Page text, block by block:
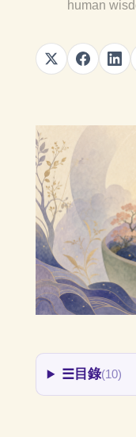
human
☰目錄(10)